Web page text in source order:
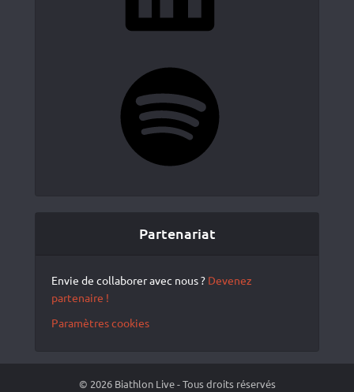
Partenariat
Envie de collaborer avec nous ? Devenez
partenaire !
Paramètres cookies
© 2026 Biathlon Live - Tous droits réservés